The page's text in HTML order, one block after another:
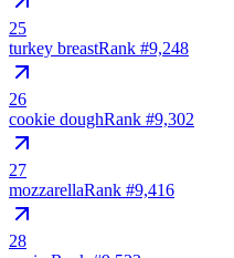
25
turkey breastRank #9,248
26
cookie doughRank #9,302
27
mozzarellaRank #9,416
28